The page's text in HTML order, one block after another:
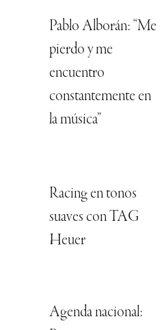
Pablo Alborán: “Me
pierdo y me
encuentro
constantemente en
la música”
Racing en tonos
suaves con TAG
Heuer
Agenda nacional: